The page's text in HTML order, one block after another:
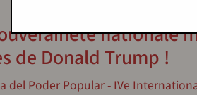
nationale
de Donald Trump !
del Poder Popular - IVe